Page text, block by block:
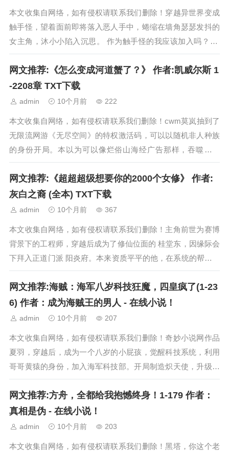
本文收集自网络，如有侵权请联系我们删除！穿越异世界变成
触手怪，望着面前即将落入恶人手中，蜷缩在墙角瑟瑟发抖的
女主角，沐小小陷入沉思。 作为触手怪的我应该加入吗？ 听
见猖狂猥琐的大笑，叹息一声，一鞭子甩...
网文推荐:《怎么变成河道蟹了？》 作者:凯威尔斯 1
-2208章 TXT下载
admin 10个月前 222
本文收集自网络，如有侵权请联系我们删除！cwm莫岚抽到了
无限流网游《无尽空间》的特权激活码，可以以随机非人种族
的身份开局。本以为可以像烂俗山海经广告那样，吞噬迦藤
荟，融合夏之秋狮鱼，进化血芝侠血奈，制...
网文推荐:《超超超级想要你的2000个女修》 作者:
灰白之裔 (全本) TXT下载
admin 10个月前 367
本文收集自网络，如有侵权请联系我们删除！主角前世为赛博
背景下的工程师，穿越后成为了修仙位面的 桂堂东，因缘际会
下拜入正道门派 阳炎府。本来资质平平的他，在系统的帮助下
一路神速升级，打破了修行圈过去的晋...
网文推荐:海贼：海军八岁科技狂魔，四皇疯了(1-23
6) 作者：成为海贼王的男人 - 在线小说！
admin 10个月前 207
本文收集自网络，如有侵权请联系我们删除！奇妙小说网作品
夏羽，穿越后，成为一个八岁的小屁孩，觉醒科技系统，利用
哥哥黄猿的身份，加入海军科技部。开局制造炽天使，升级大
将炽天使，洛克斯炽天使！破坏了大海 ....
网文推荐:方舟，全都给我抱憾终身！1-179 作者：
真相是伪 - 在线小说！
admin 10个月前 203
本文收集自网络，如有侵权请联系我们删除！黑塔，你这个老